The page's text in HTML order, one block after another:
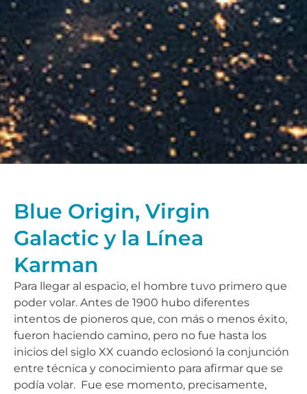
Blue Origin, Virgin
Galactic y la Línea
Karman
Para llegar al espacio, el hombre tuvo primero que
poder volar. Antes de 1900 hubo diferentes
intentos de pioneros que, con más o menos éxito,
fueron haciendo camino, pero no fue hasta los
inicios del siglo XX cuando eclosionó la conjunción
entre técnica y conocimiento para afirmar que se
podía volar. Fue ese momento, precisamente,